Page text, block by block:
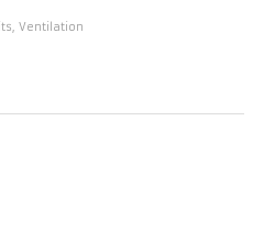
, Ventilation